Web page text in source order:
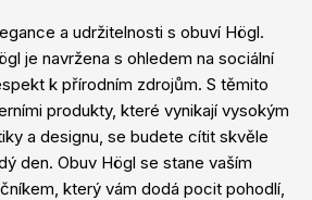
a udržitelnosti s obuví Högl.
je navržena s ohledem na sociální
k přírodním zdrojům. S těmito
produkty, které vynikají vysokým
a designu, se budete cítit skvěle
den. Obuv Högl se stane vaším
který vám dodá pocit pohodlí,